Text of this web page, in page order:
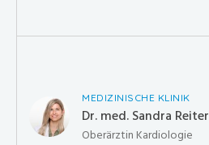
MEDIZINISCHE KLINIK
Dr. med. Sandra Reiter
Oberärztin Kardiologie